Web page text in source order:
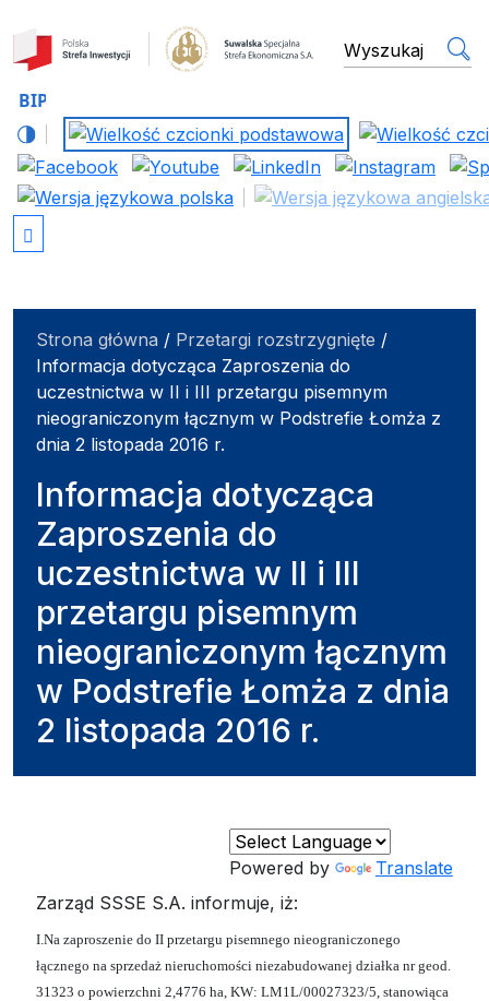
Suwalska Specjalnawyszukiwarka
Strona główna / Przetargi rozstrzygnięte /
Informacja dotycząca Zaproszenia do
uczestnictwa w II i III przetargu pisemnym
nieograniczonym łącznym w Podstrefie Łomża z
dnia 2 listopada 2016 r.
Informacja dotycząca
Zaproszenia do
uczestnictwa w II i III
przetargu pisemnym
nieograniczonym łącznym
w Podstrefie Łomża z dnia
2 listopada 2016 r.
Powered by
Translate
Zarząd SSSE S.A. informuje, iż:
I.Na zaproszenie do II przetargu pisemnego nieograniczonego
łącznego na sprzedaż nieruchomości niezabudowanej działka nr geod.
31323 o powierzchni 2,4776 ha, KW: LM1L/00027323/5, stanowiąca